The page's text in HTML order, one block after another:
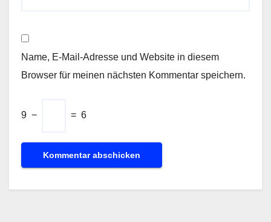
Name, E-Mail-Adresse und Website in diesem
Browser für meinen nächsten Kommentar speichern.
9 − = 6